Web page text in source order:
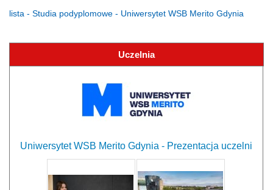
lista - Studia podyplomowe - Uniwersytet WSB Merito Gdynia
Uczelnia
Uniwersytet WSB Merito Gdynia - Prezentacja uczelni